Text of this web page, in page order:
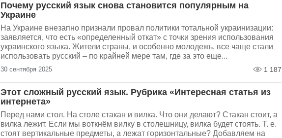
Почему русский язык снова становится популярным на
Украине
На Украине внезапно признали провал политики тотальной украинизации:
заявляется, что есть «определенный откат» с точки зрения использования
украинского языка. Жители страны, и особенно молодежь, все чаще стали
использовать русский – по крайней мере там, где за это еще...
30 сентября 2025 1 187
Этот сложный русский язык. Рубрика «Интересная статья из
интернета»
Перед нами стол. На столе стакан и вилка. Что они делают? Стакан стоит, а
вилка лежит. Если мы воткнём вилку в столешницу, вилка будет стоять. Т. е.
стоят вертикальные предметы, а лежат горизонтальные? Добавляем на